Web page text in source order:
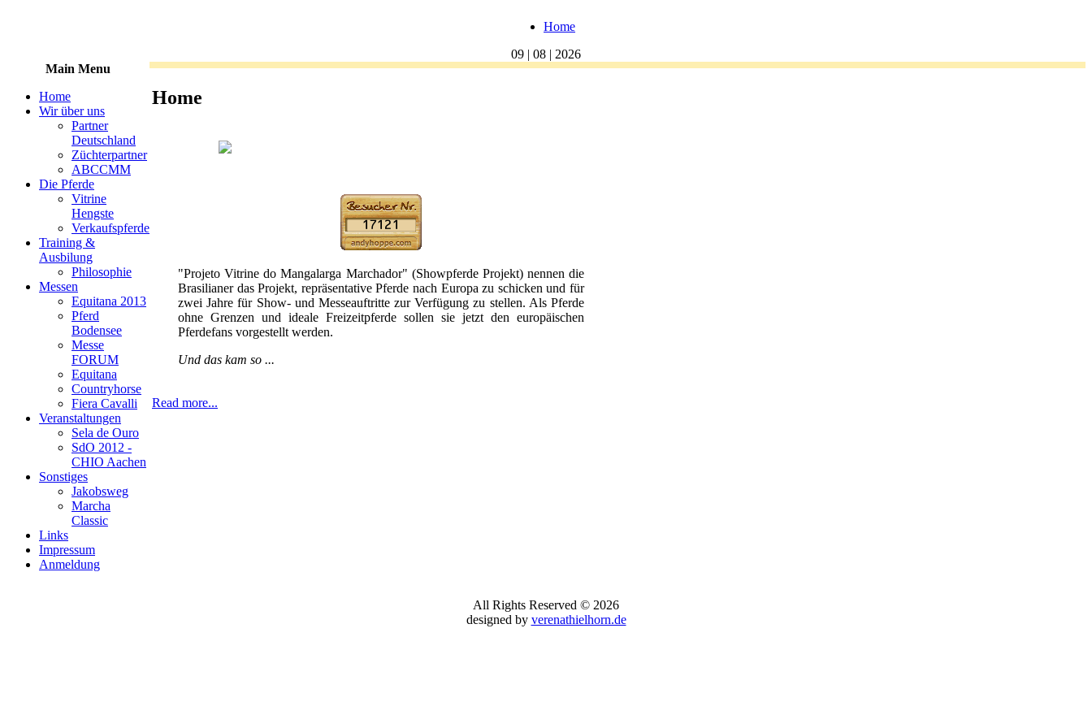
Home
09 | 08 | 2026
Main Menu
Home
Wir über uns
Partner
Deutschland
Züchterpartner
ABCCMM
Die Pferde
Vitrine
Hengste
Verkaufspferde
Training &
Ausbilung
Philosophie
Messen
Equitana 2013
Pferd
Bodensee
Messe
FORUM
Equitana
Countryhorse
Fiera Cavalli
Veranstaltungen
Sela de Ouro
SdO 2012 -
CHIO Aachen
Sonstiges
Jakobsweg
Marcha
Classic
Links
Impressum
Anmeldung
Home
"Projeto Vitrine do Mangalarga Marchador" (Showpferde Projekt) nennen die
Brasilianer das Projekt, repräsentative Pferde nach Europa zu schicken und für
zwei Jahre für Show- und Messeauftritte zur Verfügung zu stellen. Als Pferde
ohne Grenzen und ideale Freizeitpferde sollen sie jetzt den europäischen
Pferdefans vorgestellt werden.
Und das kam so ...
Read more...
All Rights Reserved © 2026
designed by verenathielhorn.de